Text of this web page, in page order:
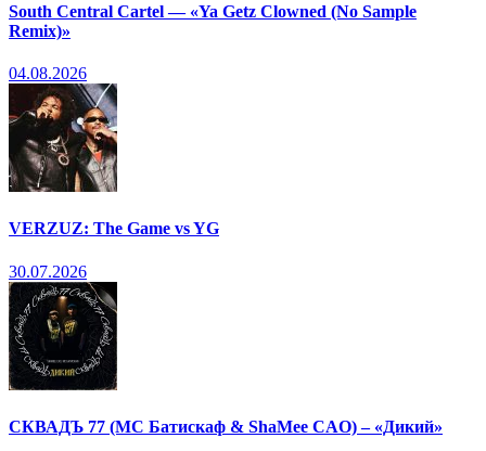
South Central Cartel — «Ya Getz Clowned (No Sample
Remix)»
04.08.2026
VERZUZ: The Game vs YG
30.07.2026
СКВАДЪ 77 (МС Батискаф & ShaMee CAO) – «Дикий»